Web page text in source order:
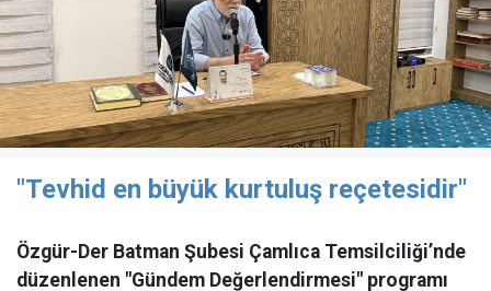
"Tevhid en büyük kurtuluş reçetesidir"
Özgür-Der Batman Şubesi Çamlıca Temsilciliği’nde
düzenlenen "Gündem Değerlendirmesi" programı